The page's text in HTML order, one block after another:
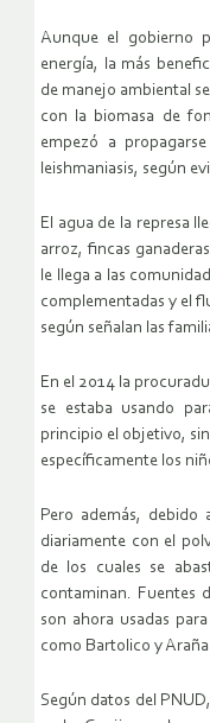
Aunque el gobierno
energía, la más
de manejo ambiental
con la biomasa de
empezó a
leishmaniasis, según
El agua de la represa
arroz, fincas
le llega a las
complementadas y el
según señalan las
En el 2014 la
se estaba usando
principio el objetivo,
específicamente los
Pero además,
diariamente con el
de los cuales se
contaminan. Fuentes
son ahora usadas
como Bartolico y Araña
Según datos del